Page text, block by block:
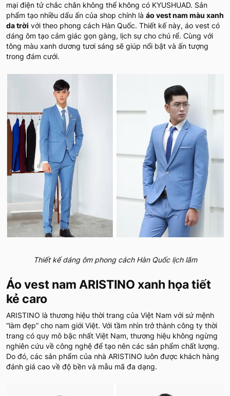
mại điện tử chắc chắn không thể không có KYUSHUAD. Sản
phẩm tạo nhiều dấu ấn của shop chính là áo vest nam màu xanh
da trời với theo phong cách Hàn Quốc. Thiết kế này, áo vest có
dáng ôm tạo cảm giác gọn gàng, lịch sự cho chú rể. Cùng với
tông màu xanh dương tươi sáng sẽ giúp nổi bật và ấn tượng
trong đám cưới.
Thiết kế dáng ôm phong cách Hàn Quốc lịch lãm
Áo vest nam ARISTINO xanh họa tiết
kẻ caro
ARISTINO là thương hiệu thời trang của Việt Nam với sứ mệnh
“làm đẹp” cho nam giới Việt. Với tầm nhìn trở thành công ty thời
trang có quy mô bậc nhất Việt Nam, thương hiệu không ngừng
nghiên cứu về công nghệ để tạo nên các sản phẩm chất lượng.
Do đó, các sản phẩm của nhà ARISTINO luôn được khách hàng
đánh giá cao về độ bền và mẫu mã đa dạng.